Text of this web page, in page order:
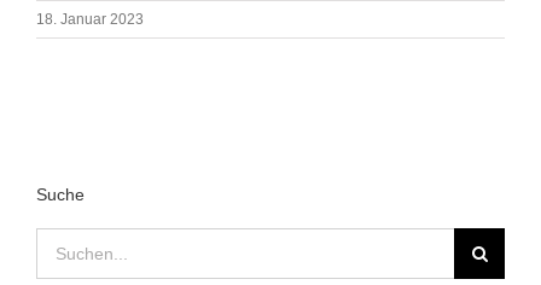
18. Januar 2023
Suche